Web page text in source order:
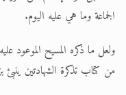
الجماعة وما هي عليه اليوم.
ولعل ما ذكره المسيح الموعود
من كتاب تذكرة الشهادتين